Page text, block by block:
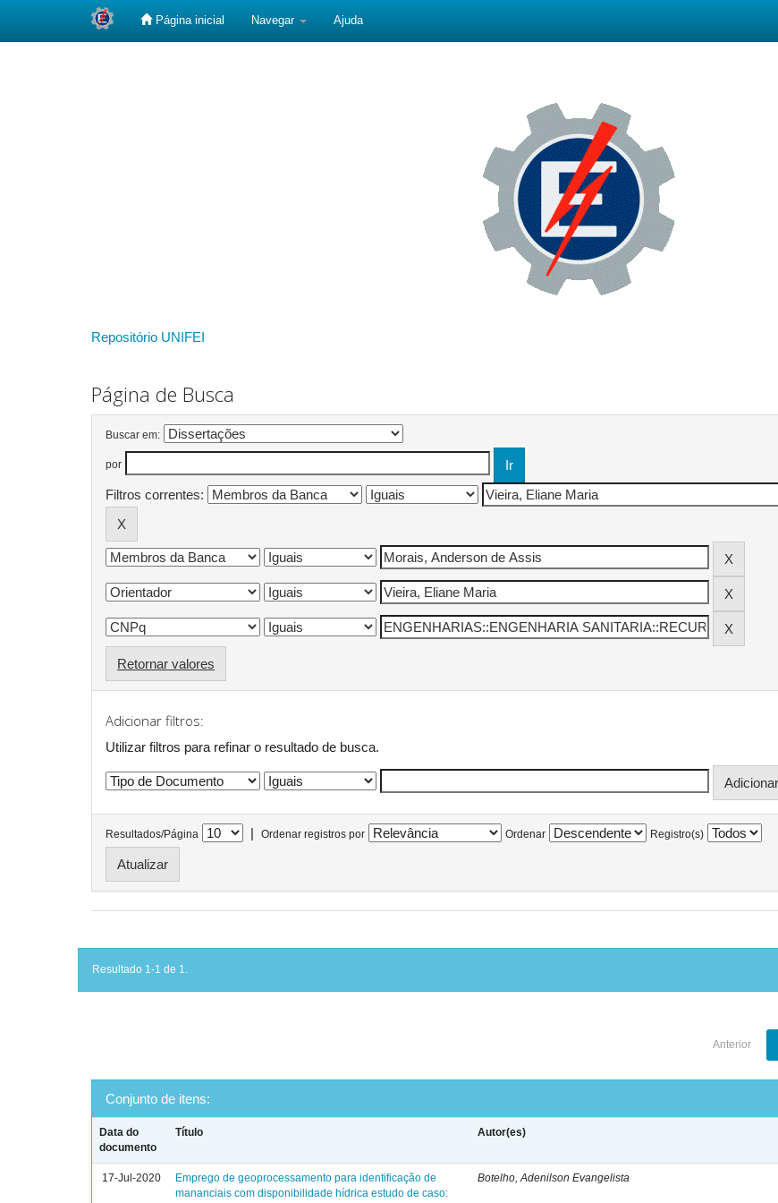
Página inicial Navegar Ajuda
Repositório UNIFEI
Página de Busca
Buscar em:
por
Filtros correntes:
Retornar valores
Adicionar filtros:
Utilizar filtros para refinar o resultado de busca.
Resultados/Página | Ordenar registros por Ordenar Registro(s)
Resultado 1-1 de 1.
Anterior
Conjunto de itens:
Data do
documento
Título Autor(es)
17-Jul-2020
Emprego de geoprocessamento para identificação de
mananciais com disponibilidade hídrica estudo de caso:
Botelho, Adenilson Evangelista